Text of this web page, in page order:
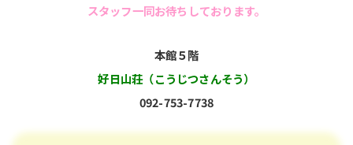
スタッフ一同お待ちしております。
本館５階
好日山荘（こうじつさんそう）
092-753-7738